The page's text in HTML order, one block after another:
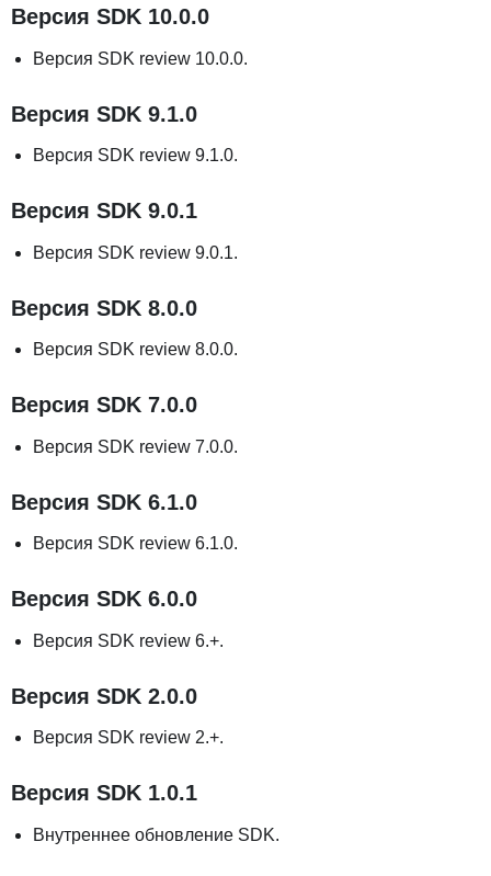
Версия SDK 10.0.0
Версия SDK review 10.0.0.
Версия SDK 9.1.0
Версия SDK review 9.1.0.
Версия SDK 9.0.1
Версия SDK review 9.0.1.
Версия SDK 8.0.0
Версия SDK review 8.0.0.
Версия SDK 7.0.0
Версия SDK review 7.0.0.
Версия SDK 6.1.0
Версия SDK review 6.1.0.
Версия SDK 6.0.0
Версия SDK review 6.+.
Версия SDK 2.0.0
Версия SDK review 2.+.
Версия SDK 1.0.1
Внутреннее обновление SDK.